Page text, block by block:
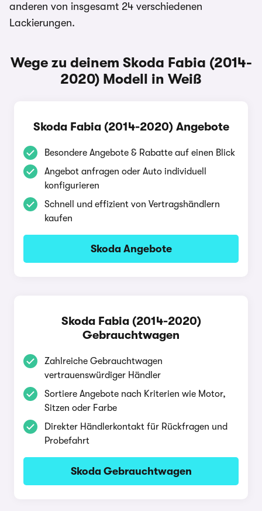
anderen von insgesamt 24 verschiedenen
Lackierungen.
Wege zu deinem Skoda Fabia (2014-
2020) Modell in Weiß
Skoda Fabia (2014-2020) Angebote
Besondere Angebote & Rabatte auf einen Blick
Angebot anfragen oder Auto individuell
konfigurieren
Schnell und effizient von Vertragshändlern
kaufen
Skoda Angebote
Skoda Fabia (2014-2020)
Gebrauchtwagen
Zahlreiche Gebrauchtwagen
vertrauenswürdiger Händler
Sortiere Angebote nach Kriterien wie Motor,
Sitzen oder Farbe
Direkter Händlerkontakt für Rückfragen und
Probefahrt
Skoda Gebrauchtwagen